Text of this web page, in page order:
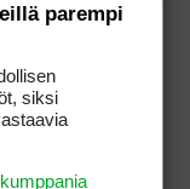
parempi
siksi